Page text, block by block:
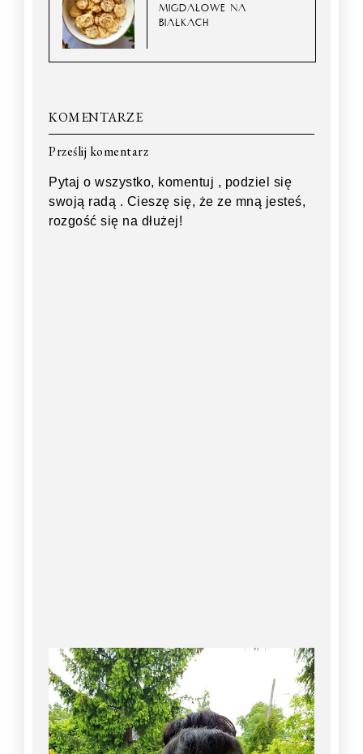
MIGDAŁOWE NA
BIAŁKACH
KOMENTARZE
Prześlij komentarz
Pytaj o wszystko, komentuj , podziel się
swoją radą . Cieszę się, że ze mną jesteś,
rozgość się na dłużej!